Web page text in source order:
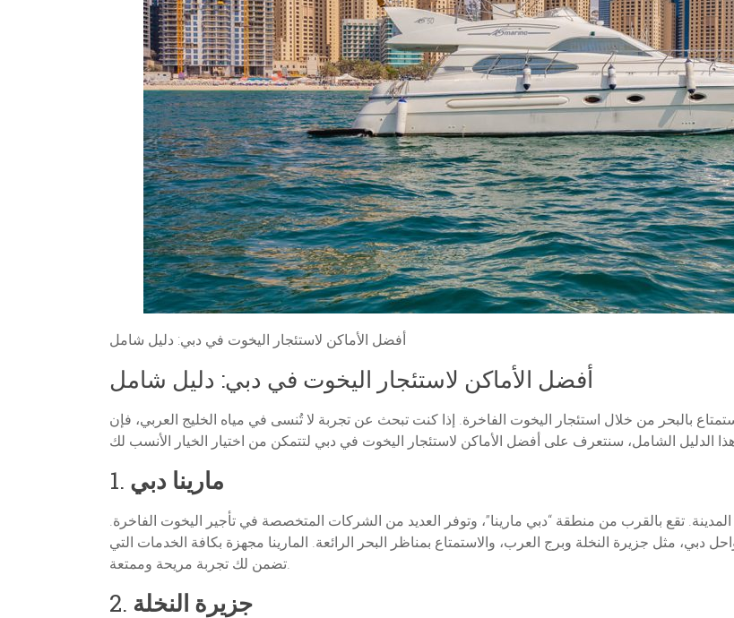
أفضل الأماكن لاستئجار اليخوت في دبي: دليل شامل
أفضل الأماكن لاستئجار اليخوت في دبي: دليل شامل
بالبحر من خلال استئجار اليخوت الفاخرة. إذا كنت تبحث عن تجربة لا تُنسى في مياه الخليج العربي، فإن
1. مارينا دبي
تقع بالقرب من منطقة “دبي مارينا”، وتوفر العديد من الشركات المتخصصة في تأجير اليخوت الفاخرة.
مثل جزيرة النخلة وبرج العرب، والاستمتاع بمناظر البحر الرائعة. المارينا مجهزة بكافة الخدمات التي
تضمن لك تجربة مريحة وممتعة.
2. جزيرة النخلة